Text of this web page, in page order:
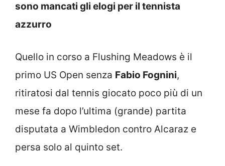
sono mancati gli elogi per il tennista
azzurro
Quello in corso a Flushing Meadows è il
primo US Open senza Fabio Fognini,
ritiratosi dal tennis giocato poco più di un
mese fa dopo l’ultima (grande) partita
disputata a Wimbledon contro Alcaraz e
persa solo al quinto set.